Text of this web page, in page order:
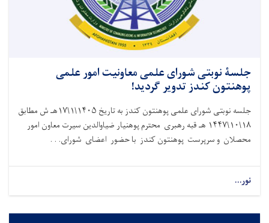
جلسۀ نوبتی شورای علمی معاونیت امور علمی
پوهنتون کندز تدویر گردید!
جلسه نوبتی شورای علمی پوهنتون کندز به تاریخ ۱۴۰۵\۱\۱۷هـ ش مطابق
۱۸\۱۰\۱۴۴۷ هـ قبه رهبری محترم پوهنیار ضیاوالدین سیرت معاون امور
محصلان و سرپرست پوهنتون کندز با حضور اعضای شورای. . .
نور...